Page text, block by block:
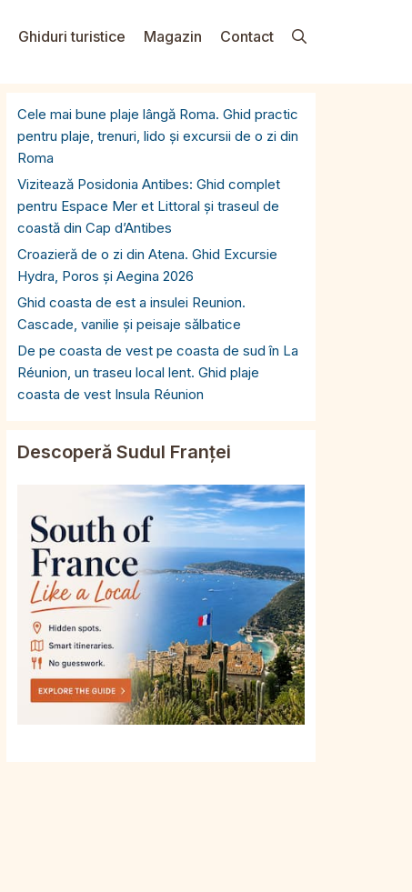
Ghiduri turistice Magazin Contact
Cele mai bune plaje lângă Roma. Ghid practic
pentru plaje, trenuri, lido și excursii de o zi din
Roma
Vizitează Posidonia Antibes: Ghid complet
pentru Espace Mer et Littoral și traseul de
coastă din Cap d’Antibes
Croazieră de o zi din Atena. Ghid Excursie
Hydra, Poros și Aegina 2026
Ghid coasta de est a insulei Reunion.
Cascade, vanilie și peisaje sălbatice
De pe coasta de vest pe coasta de sud în La
Réunion, un traseu local lent. Ghid plaje
coasta de vest Insula Réunion
Descoperă Sudul Franței